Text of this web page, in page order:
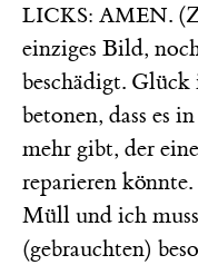
LICKS: AMEN.
einziges Bild,
beschädigt.
betonen, dass es
mehr gibt, der
reparieren
Müll und ich
(gebrauchten)